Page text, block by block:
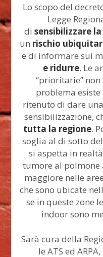
Lo scopo del
Legge
di sensibilizzare
un rischio
e di informare sui
e ridurre. Le
“prioritarie”
problema
ritenuto di dare
sensibilizzazione,
tutta la regione.
soglia al di sotto
si aspetta in
tumore al
maggiore nelle
che sono ubicate
se in queste zone
indoor sono
Sarà cura della
le ATS ed